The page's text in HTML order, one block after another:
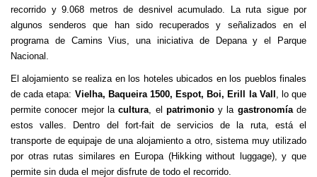
recorrido y 9.068 metros de desnivel acumulado. La ruta sigue por
algunos senderos que han sido recuperados y señalizados en el
programa de Camins Vius, una iniciativa de Depana y el Parque
Nacional.
El alojamiento se realiza en los hoteles ubicados en los pueblos finales
de cada etapa: Vielha, Baqueira 1500, Espot, Boi, Erill la Vall , lo que
permite conocer mejor lacultura, el patrimonioy la gastronomíade
estos valles. Dentro del fort-fait de servicios de la ruta, está el
transporte de equipaje de una alojamiento a otro, sistema muy utilizado
por otras rutas similares en Europa (Hikking without luggage), y que
permite sin duda el mejor disfrute de todo el recorrido.